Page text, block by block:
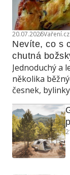
20.07.2026Vaření.cz
Nevíte, co s
chutná
Jednoduchý a
několika
česnek,